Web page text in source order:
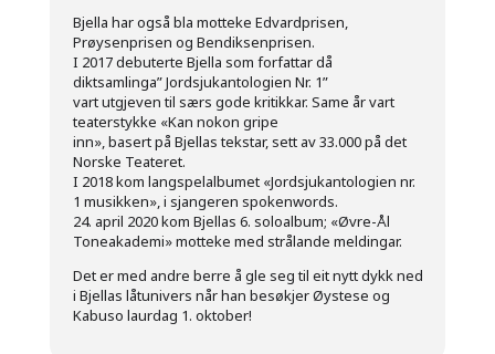
Bjella har også bla motteke Edvardprisen,
Prøysenprisen og Bendiksenprisen.
I 2017 debuterte Bjella som forfattar då
diktsamlinga” Jordsjukantologien Nr. 1”
vart utgjeven til særs gode kritikkar. Same år vart
teaterstykke «Kan nokon gripe
inn», basert på Bjellas tekstar, sett av 33.000 på det
Norske Teateret.
I 2018 kom langspelalbumet «Jordsjukantologien nr.
1 musikken», i sjangeren spokenwords.
24. april 2020 kom Bjellas 6. soloalbum; «Øvre-Ål
Toneakademi» motteke med strålande meldingar.
Det er med andre berre å gle seg til eit nytt dykk ned
i Bjellas låtunivers når han besøkjer Øystese og
Kabuso laurdag 1. oktober!